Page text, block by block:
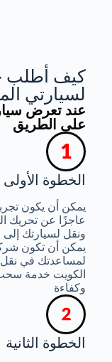
كيف أطلب
لسيارتي
عند تعرض
على الطريق
الخطوة الأولى
يمكن أن يكون
عاجزًا عن تحريك
ونقل لسيارتك
يمكن أن تكون
لمساعدتك في
الكويت خدمة
وكفاءة
الخطوة الثانية